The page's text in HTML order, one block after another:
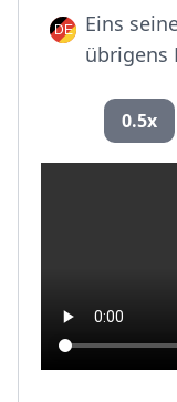
Eins
übrigens
0.5x